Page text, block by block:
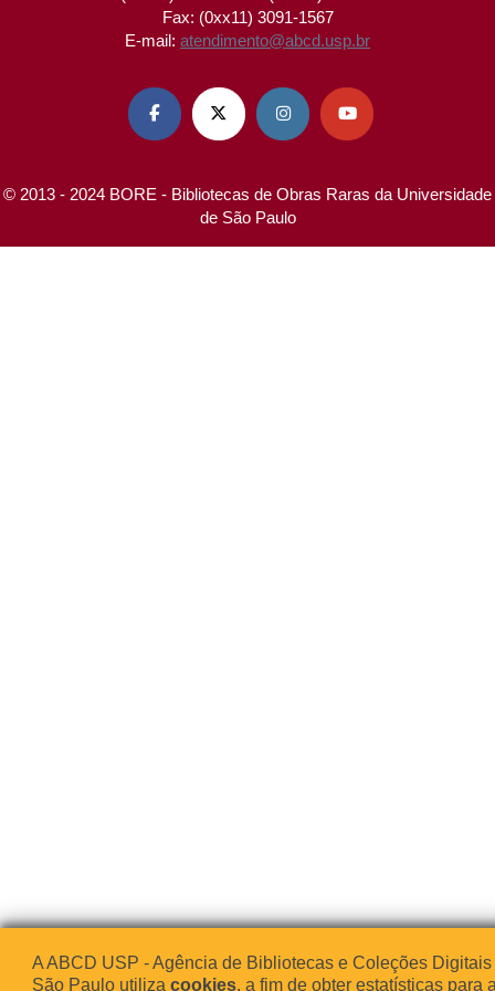
Fax: (0xx11) 3091-1567
E-mail: atendimento@abcd.usp.br
   
© 2013 - 2024 BORE - Bibliotecas de Obras Raras da Universidade
de São Paulo
A ABCD USP - Agência de Bibliotecas e Coleções
São Paulo utiliza cookies, a fim de obter estatísticas para